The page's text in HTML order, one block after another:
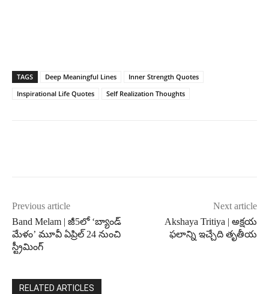
TAGS Deep Meaningful Lines
Inner Strength Quotes
Inspirational Life Quotes
Self Realization Thoughts
Previous article
Band Melam | జీ5లో ‘బ్యాండ్
మేళం’ మూవీ ఏప్రిల్ 24 నుంచి
స్ట్రీమింగ్
Next article
Akshaya Tritiya | అక్షయ
ఫలాన్ని ఇచ్చేది తృతీయ
RELATED ARTICLES